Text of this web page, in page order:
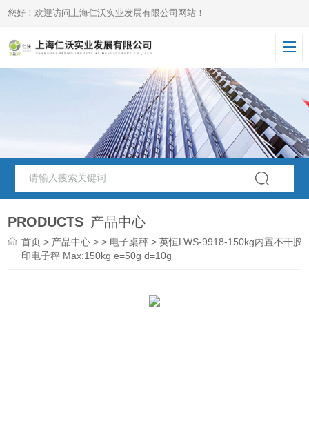
您好！欢迎访问上海仁沃实业发展有限公司网站！
PRODUCTS 产品中心
首页 > 产品中心 > > 电子桌秤 > 英恒LWS-9918-150kg内置不干胶
印电子秤 Max:150kg e=50g d=10g